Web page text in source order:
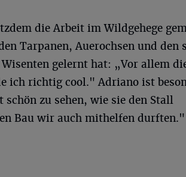
die Arbeit im Wildgehege
Tarpanen, Auerochsen und den
gelernt hat: „Vor allem
ich richtig cool." Adriano ist
schön zu sehen, wie sie den Stall
Bau wir auch mithelfen durften."